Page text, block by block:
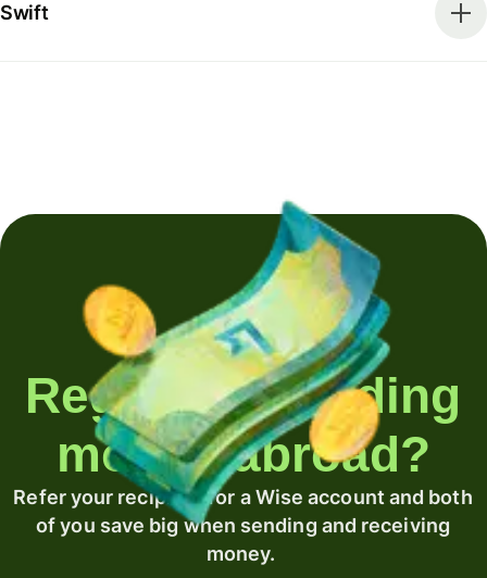
Swift
Regularly sending
money abroad?
Refer your recipient for a Wise account and both
of you save big when sending and receiving
money.